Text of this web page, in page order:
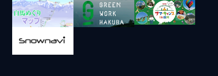
お問い合わせ LINEで 友だちになる